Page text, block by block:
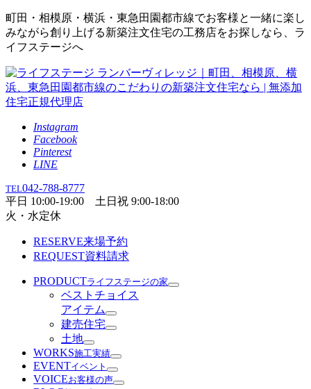
町田・相模原・横浜・東急田園都市線でお客様と一緒に楽し
みながら創り上げる新築注文住宅の工務店をお探しなら、ラ
イフステージへ
Instagram
Facebook
Pinterest
LINE
TEL042-788-8777
平日 10:00-19:00 土日祝 9:00-18:00
火・水定休
RESERVE来場予約
REQUEST資料請求
PRODUCTライフステージの家
ベストチョイス
アイテム
建売住宅
土地
WORKS施工実績
EVENTイベント
VOICEお客様の声